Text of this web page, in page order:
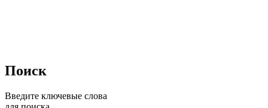
Поиск
Введите ключевые слова